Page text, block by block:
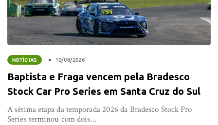
NOTÍCIAS 10/08/2026
Baptista e Fraga vencem pela Bradesco
Stock Car Pro Series em Santa Cruz do Sul
A sétima etapa da temporada 2026 da Bradesco Stock Pro
Series terminou com dois...